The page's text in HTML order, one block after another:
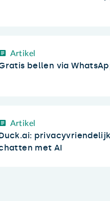
Artikel
bellen via
Artikel
privacyvriendelijk
met AI